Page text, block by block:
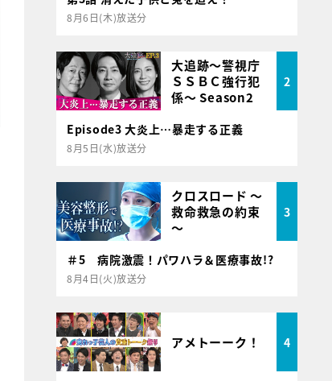
8月6日(木)放送分
大追跡～警視庁
ＳＳＢＣ強行犯
係～ Season2
2
Episode3 大炎上…暴走する正義
8月5日(水)放送分
クロスロード ～
救命救急の約束
～
3
＃5 病院激震！パワハラ＆医療事故!?
8月4日(火)放送分
アメトーーク！ 4